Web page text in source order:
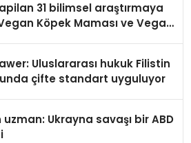
31 bilimsel araştırmaya
Köpek Maması ve Vegan
Uluslararası hukuk Filistin
çifte standart uyguluyor
uzman: Ukrayna savaşı bir ABD